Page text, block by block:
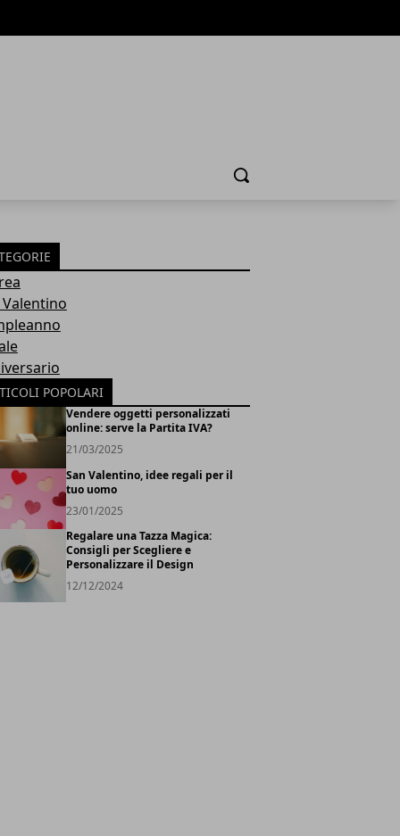
Cerca
Valentino
POPOLARI
Vendere oggetti personalizzati
online: serve la Partita IVA?
21/03/2025
San Valentino, idee regali per il
tuo uomo
23/01/2025
Regalare una Tazza Magica:
Consigli per Scegliere e
Personalizzare il Design
12/12/2024